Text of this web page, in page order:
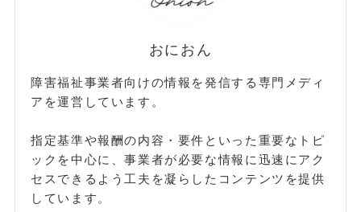
おにおん
障害福祉事業者向けの情報を発信する専門メディ
アを運営しています。
指定基準や報酬の内容・要件といった重要なトピ
ックを中心に、事業者が必要な情報に迅速にアク
セスできるよう工夫を凝らしたコンテンツを提供
しています。